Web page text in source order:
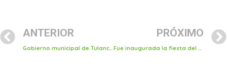
ANTERIOR
Gobierno municipal de Tulancingo reforzara acciones preventivas y presencia en vísperas del inicio de ferias
PRÓXIMO
Fue inaugurada la fiesta del encuentro familiar